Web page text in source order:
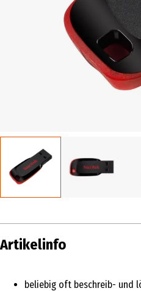
Artikelinfo
beliebig oft beschreib- und